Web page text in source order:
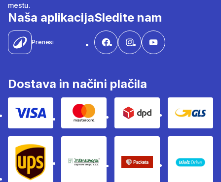
mestu.
Naša aplikacija
Prenesi
Sledite nam
Dostava in načini plačila
Visa Mastercard Dpd Gls
Ups Intereuropa Packeta Sledenje
WOLT